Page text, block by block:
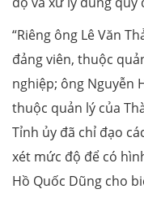
“Riêng ông Lê Văn
đảng viên, thuộc
nghiệp; ông Nguyễn
thuộc quản lý của
Tỉnh ủy đã chỉ đạo
xét mức độ để có
Hồ Quốc Dũng cho